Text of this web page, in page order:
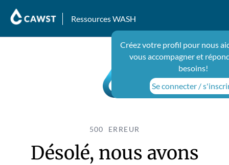
Ressources WASH
Créez votre profil pour nous
vous accompagner et
besoins!
Se connecter /
500 ERREUR
Désolé, nous avons